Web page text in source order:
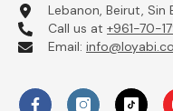
Lebanon, Beirut, Sin
Call us at +961-70-
Email: